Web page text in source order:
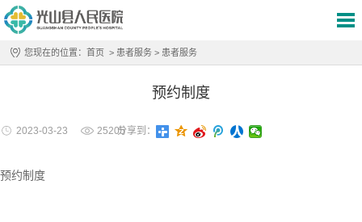
您现在的位置： 首页 > 患者服务 > 患者服务
预约制度
2023-03-23 25205分享到：
预约制度